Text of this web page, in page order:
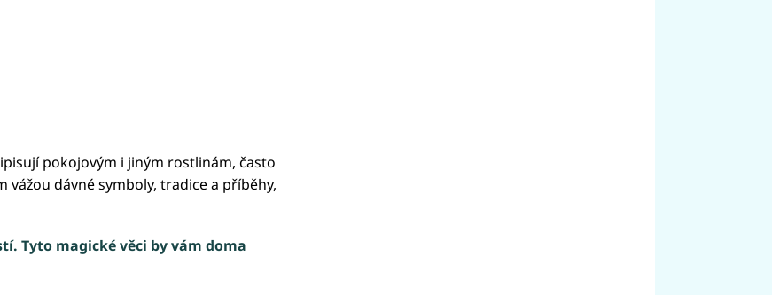
pokojovým i jiným rostlinám, často
vážou dávné symboly, tradice a příběhy,
Tyto magické věci by vám doma